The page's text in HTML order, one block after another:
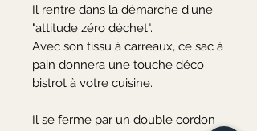
Il rentre dans la démarche d'une
"attitude zéro déchet".
Avec son tissu à carreaux, ce sac à
pain donnera une touche déco
bistrot à votre cuisine.
Il se ferme par un double cordon